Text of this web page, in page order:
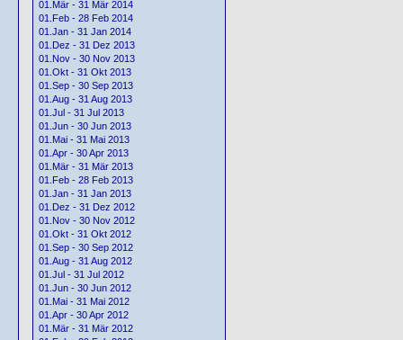
01.Mär - 31 Mär 2014
01.Feb - 28 Feb 2014
01.Jan - 31 Jan 2014
01.Dez - 31 Dez 2013
01.Nov - 30 Nov 2013
01.Okt - 31 Okt 2013
01.Sep - 30 Sep 2013
01.Aug - 31 Aug 2013
01.Jul - 31 Jul 2013
01.Jun - 30 Jun 2013
01.Mai - 31 Mai 2013
01.Apr - 30 Apr 2013
01.Mär - 31 Mär 2013
01.Feb - 28 Feb 2013
01.Jan - 31 Jan 2013
01.Dez - 31 Dez 2012
01.Nov - 30 Nov 2012
01.Okt - 31 Okt 2012
01.Sep - 30 Sep 2012
01.Aug - 31 Aug 2012
01.Jul - 31 Jul 2012
01.Jun - 30 Jun 2012
01.Mai - 31 Mai 2012
01.Apr - 30 Apr 2012
01.Mär - 31 Mär 2012